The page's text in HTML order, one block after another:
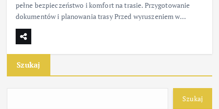
pełne bezpieczeństwo i komfort na trasie. Przygotowanie
dokumentów i planowania trasy Przed wyruszeniem w…
Szukaj
Szukaj